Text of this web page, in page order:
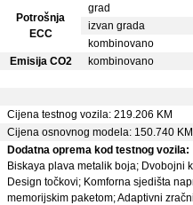
Potrošnja
ECC
grad
izvan grada
kombinovano
Emisija CO2
kombinovano
Cijena testnog vozila: 219.206 KM
Cijena osnovnog modela: 150.740 KM
Dodatna oprema kod testnog vozila:
Biskaya plava metalik boja; Dvobojni
Design točkovi; Komforna sjedišta
memorijskim paketom; Adaptivni